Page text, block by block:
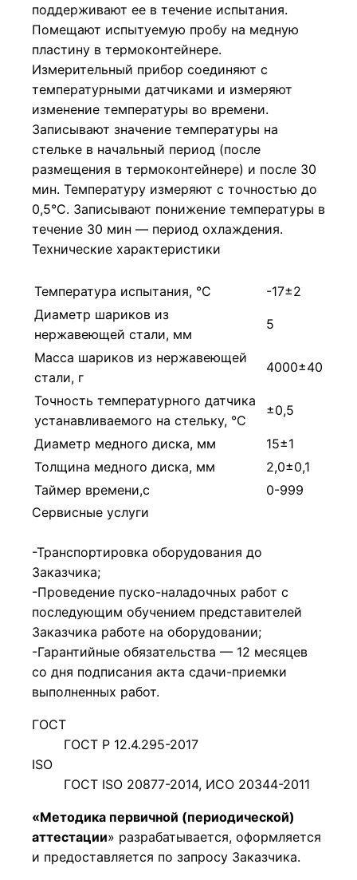
поддерживают ее в течение испытания.
Помещают испытуемую пробу на медную
пластину в термоконтейнере.
Измерительный прибор соединяют с
температурными датчиками и измеряют
изменение температуры во времени.
Записывают значение температуры на
стельке в начальный период (после
размещения в термоконтейнере) и после 30
мин. Температуру измеряют с точностью до
0,5°С. Записывают понижение температуры в
течение 30 мин — период охлаждения.
Технические характеристики
Температура испытания, °С
-17±2
Диаметр шариков из
нержавеющей стали, мм
5
Масса шариков из нержавеющей
стали, г
4000±40
Точность температурного датчика
устанавливаемого на стельку, °С
±0,5
Диаметр медного диска, мм
15±1
Толщина медного диска, мм
2,0±0,1
Таймер времени,с
0-999
Сервисные услуги
-Транспортировка оборудования до
Заказчика;
-Проведение пуско-наладочных работ с
последующим обучением представителей
Заказчика работе на оборудовании;
-Гарантийные обязательства — 12 месяцев
со дня подписания акта сдачи-приемки
выполненных работ.
ГОСТ
ГОСТ Р 12.4.295-2017
ISO
ГОСТ ISO 20877-2014, ИСО 20344-2011
«Методика первичной (периодической)
аттестации» разрабатывается, оформляется
и предоставляется по запросу Заказчика.